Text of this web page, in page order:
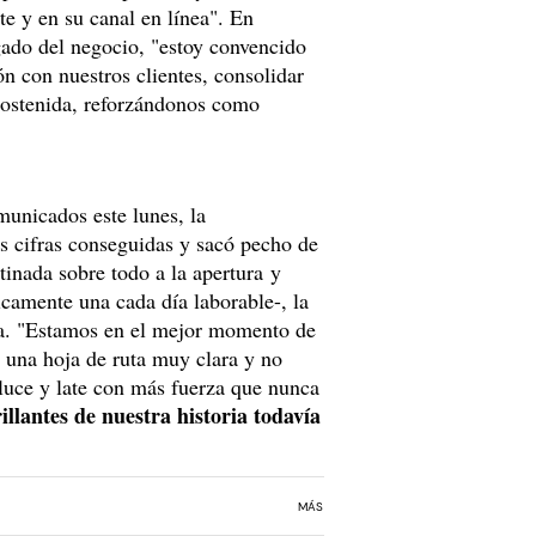
y en su canal en línea". En
del negocio, "estoy convencido
con nuestros clientes, consolidar
reforzándonos como
este lunes, la
conseguidas y sacó pecho de
sobre todo a la apertura y
una cada día laborable-, la
"Estamos en el mejor momento de
hoja de ruta muy clara y no
y late con más fuerza que nunca
de nuestra historia todavía
MÁS